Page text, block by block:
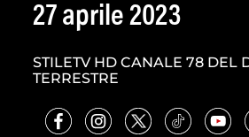
27 aprile 2023
STILETV HD CANALE 78 DEL
TERRESTRE